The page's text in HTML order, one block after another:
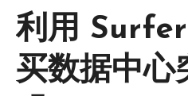
利用
买数据中心